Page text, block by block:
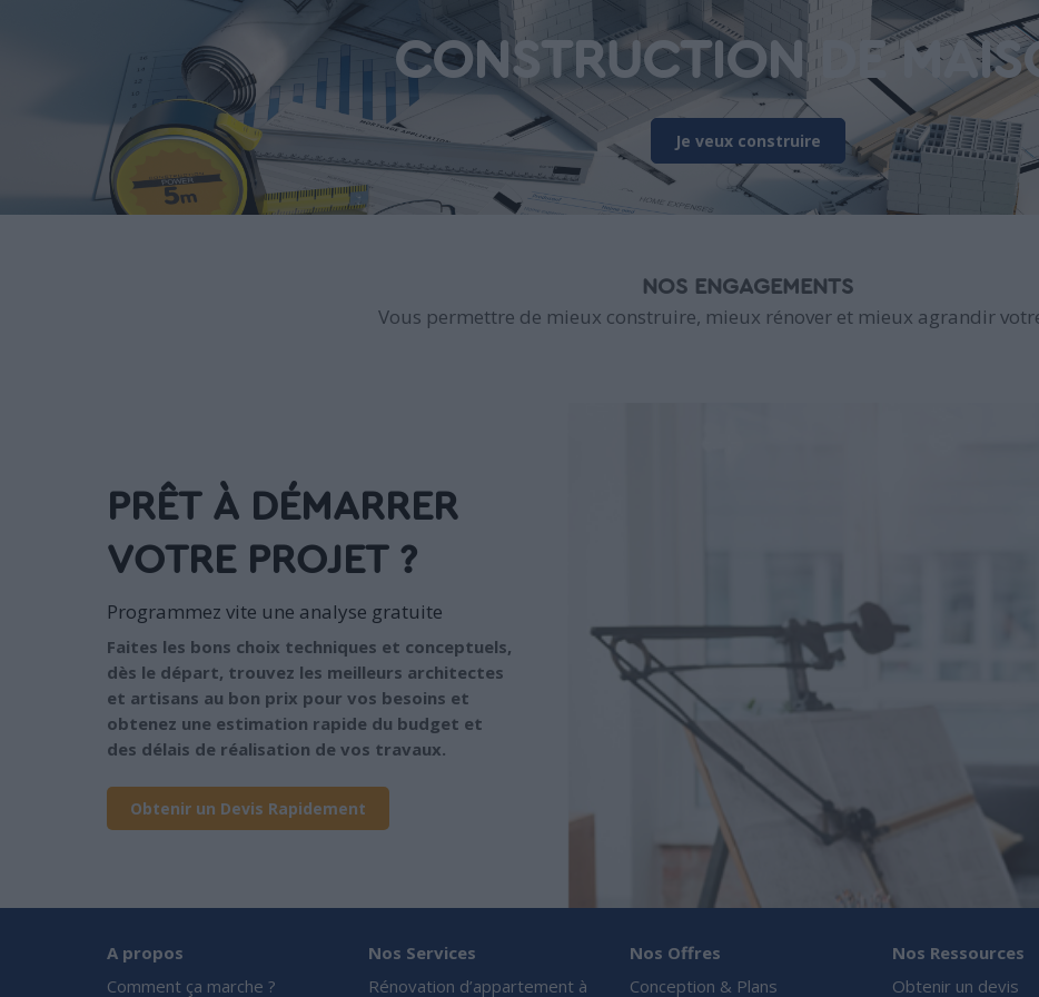
CONSTRUCTION DE
Je veux construire
NOS ENGAGEMENTS
Vous permettre de mieux construire, mieux rénover et mieux agrandir
PRÊT À DÉMARRER
VOTRE PROJET ?
Programmez vite une analyse gratuite
Faites les bons choix techniques et conceptuels,
dès le départ, trouvez les meilleurs architectes
et artisans au bon prix pour vos besoins et
obtenez une estimation rapide du budget et
des délais de réalisation de vos travaux.
Obtenir un Devis Rapidement
A propos
Comment ça marche ?
Nos Services
Rénovation d’appartement à
Nos Offres
Conception & Plans
Nos Ressources
Obtenir un devis